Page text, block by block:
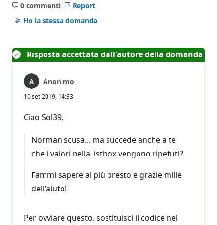
0 commenti
Nessun
commento
Report
Ho la stessa domanda
Risposta accettata dall'autore della domanda
Anonimo
10 set 2019, 14:33
Ciao Sol39,
Norman scusa... ma succede anche a te
che i valori nella listbox vengono ripetuti?
Fammi sapere al più presto e grazie mille
dell'aiuto!
Per ovviare questo, sostituisci il codice nel